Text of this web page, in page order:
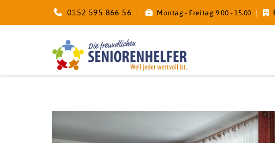
0152 595 866 56 Montag - Freitag 9.00 - 15.00